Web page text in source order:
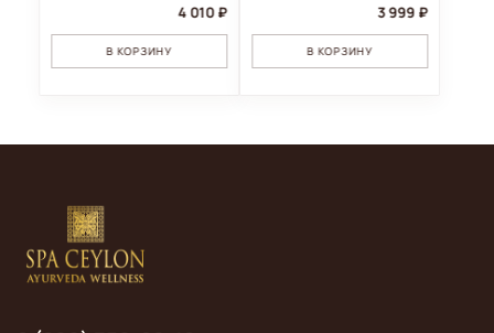
4 010 ₽
В КОРЗИНУ
3 999 ₽
В КОРЗИНУ